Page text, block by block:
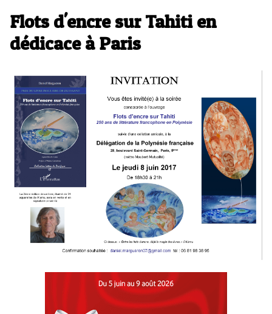
Flots d'encre sur Tahiti en
dédicace à Paris